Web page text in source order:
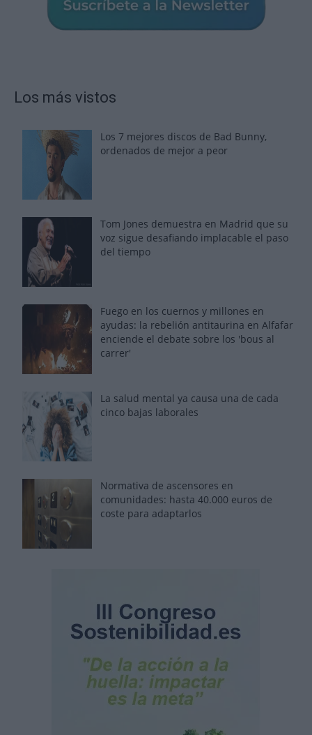
Los más vistos
Los 7 mejores discos de Bad Bunny,
ordenados de mejor a peor
Tom Jones demuestra en Madrid que su
voz sigue desafiando implacable el paso
del tiempo
Fuego en los cuernos y millones en
ayudas: la rebelión antitaurina en Alfafar
enciende el debate sobre los 'bous al
carrer'
La salud mental ya causa una de cada
cinco bajas laborales
Normativa de ascensores en
comunidades: hasta 40.000 euros de
coste para adaptarlos